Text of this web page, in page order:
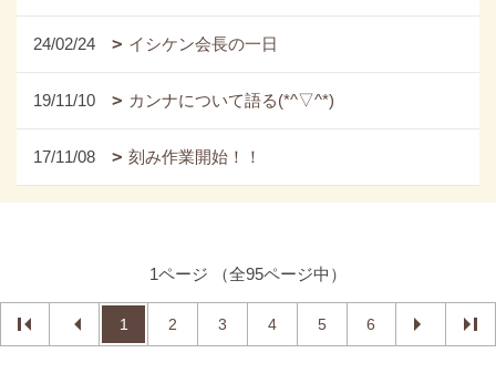
24/02/24 イシケン会長の一日
19/11/10 カンナについて語る(*^▽^*)
17/11/08 刻み作業開始！！
1ページ （全95ページ中）
1 2 3 4 5 6